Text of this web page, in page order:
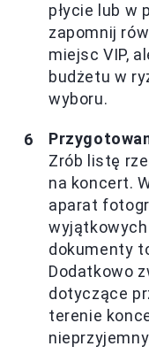
płycie lub w
zapomnij
miejsc VIP,
budżetu w
wyboru.
Zrób listę
na koncert.
aparat
dokumenty
Dodatkowo
dotyczące
terenie